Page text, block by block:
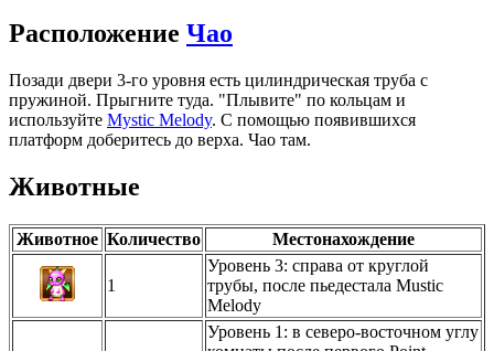
Расположение Чао
Позади двери 3-го уровня есть цилиндрическая труба с
пружиной. Прыгните туда. "Плывите" по кольцам и
используйте Mystic Melody. С помощью появившихся
платформ доберитесь до верха. Чао там.
Животные
Животное Количество Местонахождение
1
Уровень 3: справа от круглой
трубы, после пьедестала Mustic
Melody
Уровень 1: в северо-восточном углу